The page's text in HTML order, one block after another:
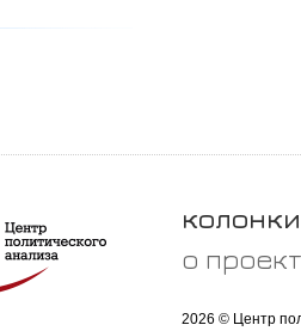
колонки
о
2026 © Центр